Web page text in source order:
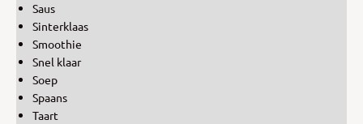
Saus
Sinterklaas
Smoothie
Snel klaar
Soep
Spaans
Taart